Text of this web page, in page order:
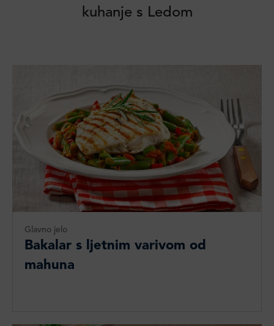
kuhanje s Ledom
Glavno jelo
Bakalar s ljetnim varivom od
mahuna